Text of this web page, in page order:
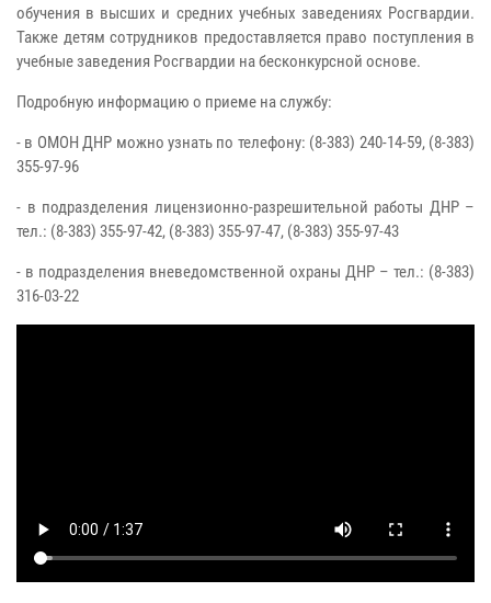
обучения в высших и средних учебных заведениях Росгвардии.
Также детям сотрудников предоставляется право поступления в
учебные заведения Росгвардии на бесконкурсной основе.
Подробную информацию о приеме на службу:
- в ОМОН ДНР можно узнать по телефону: (8-383) 240-14-59, (8-383)
355-97-96
- в подразделения лицензионно-разрешительной работы ДНР –
тел.: (8-383) 355-97-42, (8-383) 355-97-47, (8-383) 355-97-43
- в подразделения вневедомственной охраны ДНР – тел.: (8-383)
316-03-22